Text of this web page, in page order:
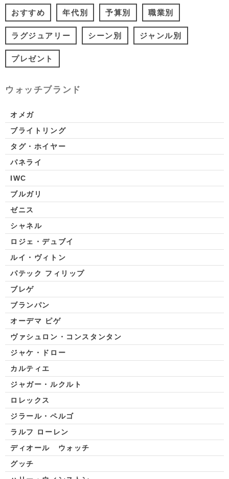
おすすめ 年代別 予算別 職業別
ラグジュアリー シーン別 ジャンル別
プレゼント
ウォッチブランド
オメガ
ブライトリング
タグ・ホイヤー
パネライ
IWC
ブルガリ
ゼニス
シャネル
ロジェ・デュブイ
ルイ・ヴィトン
パテック フィリップ
ブレゲ
ブランパン
オーデマ ピゲ
ヴァシュロン・コンスタンタン
ジャケ・ドロー
カルティエ
ジャガー・ルクルト
ロレックス
ジラール・ペルゴ
ラルフ ローレン
ディオール ウォッチ
グッチ